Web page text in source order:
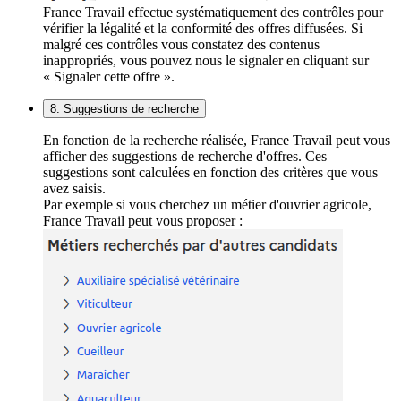
France Travail effectue systématiquement des contrôles pour
vérifier la légalité et la conformité des offres diffusées. Si
malgré ces contrôles vous constatez des contenus
inappropriés, vous pouvez nous le signaler en cliquant sur
« Signaler cette offre ».
8. Suggestions de recherche
En fonction de la recherche réalisée, France Travail peut vous
afficher des suggestions de recherche d'offres. Ces
suggestions sont calculées en fonction des critères que vous
avez saisis.
Par exemple si vous cherchez un métier d'ouvrier agricole,
France Travail peut vous proposer :